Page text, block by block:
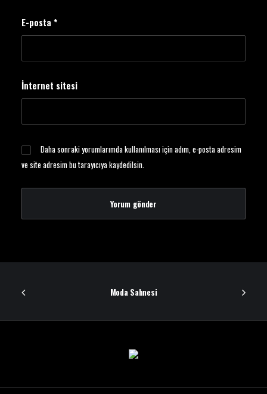
E-posta *
İnternet sitesi
Daha sonraki yorumlarımda kullanılması için adım, e-posta adresim
ve site adresim bu tarayıcıya kaydedilsin.
Moda Sahnesi